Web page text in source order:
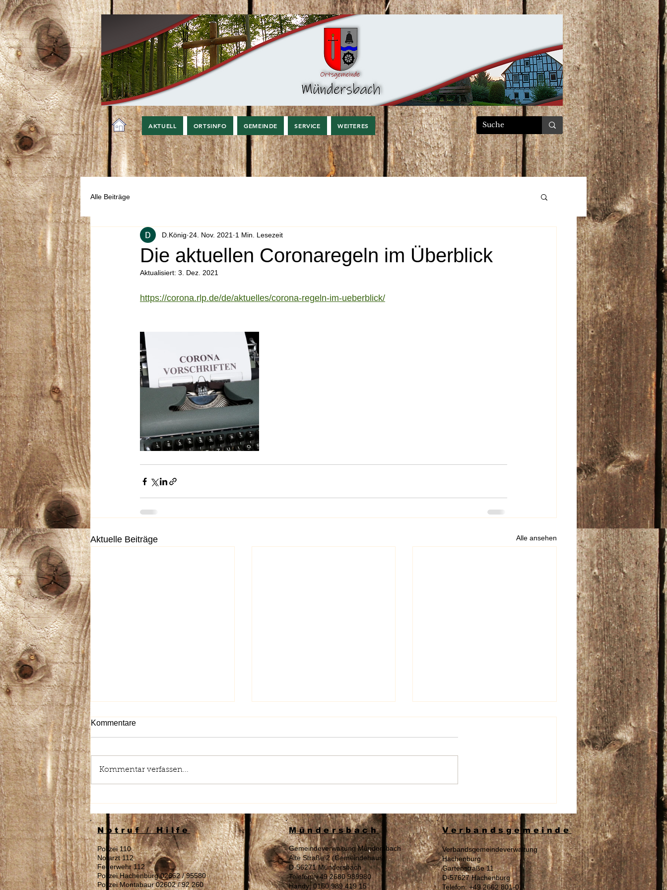
AKTUELL ORTSINFO GEMEINDE SERVICE WEITERES
Alle Beiträge
Die aktuellen Coronaregeln im Überblick
D.König 24. Nov. 2021 1 Min. Lesezeit
Aktualisiert: 3. Dez. 2021
https://corona.rlp.de/de/aktuelles/corona-regeln-im-ueberblick/
Aktuelle Beiträge Alle ansehen
gesucht
Westerwaldkreises
Tagespflege
Kommentare
Kommentar verfassen...
Notruf / Hilfe
Polizei 110
Notarzt 112
Feuerwehr 112
Polizei Hachenburg 02662 / 95580
Polizei Montabaur 02602 / 92 260
Mündersbach
Gemeindeverwaltung Mündersbach
Alte Straße 2 (Gemeindehaus)
D-56271 Mündersbach
Telefon: +49 2680 989980
Handy: 0160 989 419 15
Verbandsgemeinde
Verbandsgemeindeverwaltung
Hachenburg
Gartenstraße 11
D-57627 Hachenburg
Telefon: +49 2662 801-0